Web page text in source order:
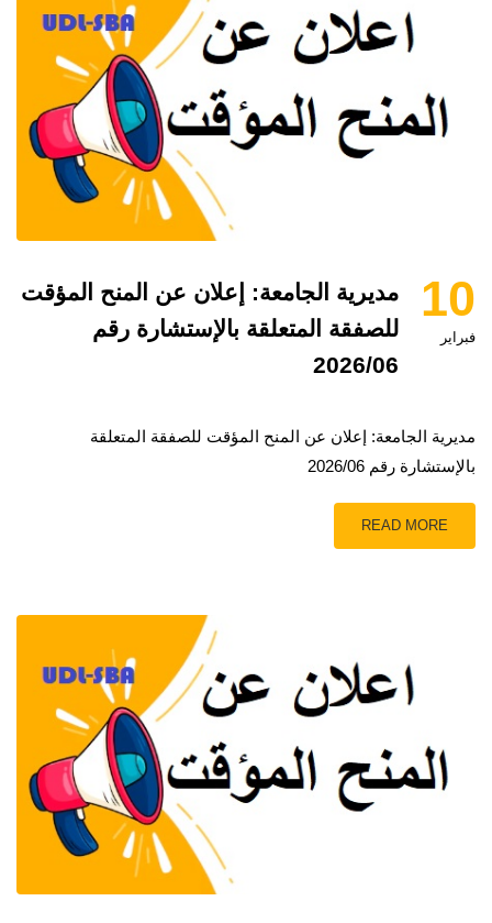
10
فبراير
مديرية الجامعة: إعلان عن المنح المؤقت
للصفقة المتعلقة بالإستشارة رقم
2026/06
مديرية الجامعة: إعلان عن المنح المؤقت للصفقة المتعلقة
بالإستشارة رقم 2026/06
READ MORE